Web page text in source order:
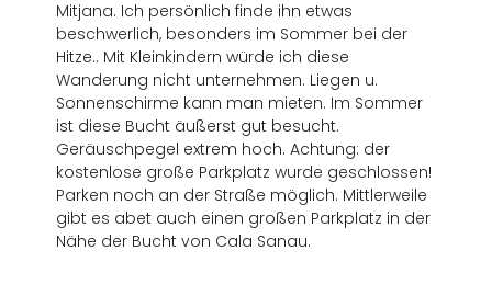
Mitjana. Ich persönlich finde ihn etwas
beschwerlich, besonders im Sommer bei der
Hitze.. Mit Kleinkindern würde ich diese
Wanderung nicht unternehmen. Liegen u.
Sonnenschirme kann man mieten. Im Sommer
ist diese Bucht äußerst gut besucht.
Geräuschpegel extrem hoch. Achtung: der
kostenlose große Parkplatz wurde geschlossen!
Parken noch an der Straße möglich. Mittlerweile
gibt es abet auch einen großen Parkplatz in der
Nähe der Bucht von Cala Sanau.